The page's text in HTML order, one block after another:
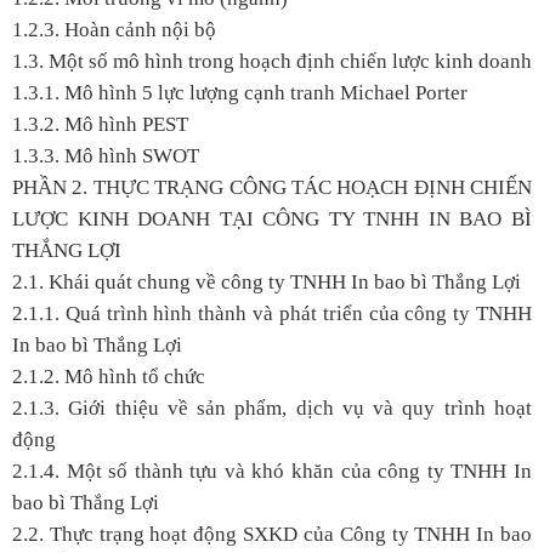
1.2.3. Hoàn cảnh nội bộ
1.3. Một số mô hình trong hoạch định chiến lược kinh doanh
1.3.1. Mô hình 5 lực lượng cạnh tranh Michael Porter
1.3.2. Mô hình PEST
1.3.3. Mô hình SWOT
PHẦN 2. THỰC TRẠNG CÔNG TÁC HOẠCH ĐỊNH CHIẾN
LƯỢC KINH DOANH TẠI CÔNG TY TNHH IN BAO BÌ
THẮNG LỢI
2.1. Khái quát chung về công ty TNHH In bao bì Thắng Lợi
2.1.1. Quá trình hình thành và phát triển của công ty TNHH
In bao bì Thắng Lợi
2.1.2. Mô hình tổ chức
2.1.3. Giới thiệu về sản phẩm, dịch vụ và quy trình hoạt
động
2.1.4. Một số thành tựu và khó khăn của công ty TNHH In
bao bì Thắng Lợi
2.2. Thực trạng hoạt động SXKD của Công ty TNHH In bao